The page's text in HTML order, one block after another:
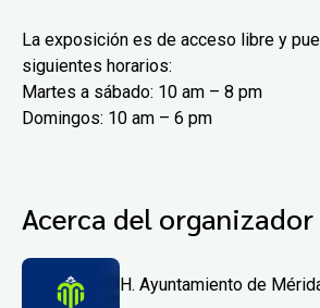
La exposición es de acceso libre y
siguientes horarios:
Martes a sábado: 10 am – 8 pm
Domingos: 10 am – 6 pm
Acerca del organizador
H. Ayuntamiento de